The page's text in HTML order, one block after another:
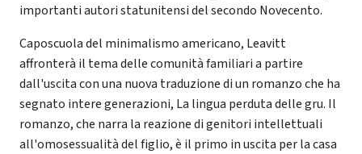
importanti autori statunitensi del secondo Novecento.
Caposcuola del minimalismo americano, Leavitt
affronterà il tema delle comunità familiari a partire
dall'uscita con una nuova traduzione di un romanzo che ha
segnato intere generazioni, La lingua perduta delle gru. Il
romanzo, che narra la reazione di genitori intellettuali
all'omosessualità del figlio, è il primo in uscita per la casa